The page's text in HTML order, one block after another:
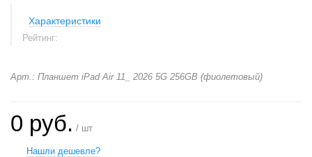
Характеристики
Рейтинг:
Арт.: Планшет iPad Air 11_ 2026 5G 256GB (фиолетовый)
0 руб. / шт
Нашли дешевле?